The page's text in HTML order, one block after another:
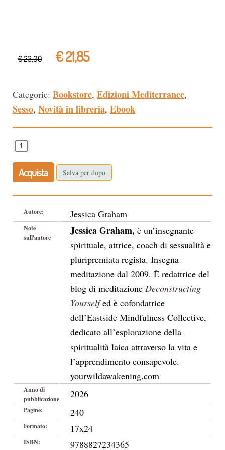
€ 23,00 € 21,85
Categorie: Bookstore, Edizioni Mediterranee,
Sesso, Novità in libreria, Ebook
Acquista Salva per dopo
Autore: Jessica Graham
Note
sull'autore
Jessica Graham, è un’insegnante
spirituale, attrice, coach di sessualità e
pluripremiata regista. Insegna
meditazione dal 2009. È redattrice del
blog di meditazione Deconstructing
Yourselfed è cofondatrice
dell’Eastside Mindfulness Collective,
dedicato all’esplorazione della
spiritualità laica attraverso la vita e
l’apprendimento consapevole.
yourwildawakening.com
Anno di
pubblicazione
2026
Pagine: 240
Formato: 17x24
ISBN: 9788827234365